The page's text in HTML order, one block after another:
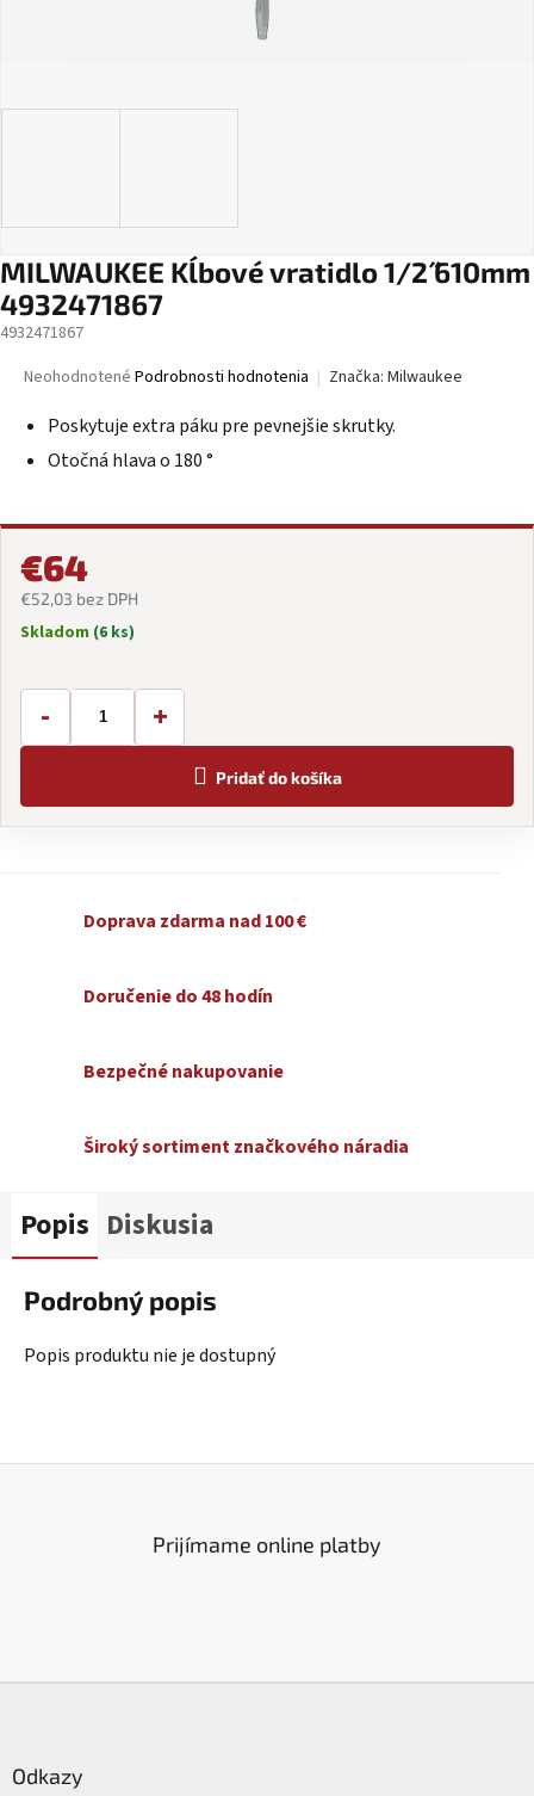
MILWAUKEE Kĺbové vratidlo 1/2˝ 610mm
4932471867
4932471867
Priemerné
produktu
0,0
hviezdičiek.
Neohodnotené Podrobnosti hodnotenia Značka: Milwaukee
Poskytuje extra páku pre pevnejšie skrutky.
Otočná hlava o 180 °
€64
€52,03 bez DPH
Jednotková
Skladom (6 ks)
- +
Pridať do košíka
Doprava zdarma nad 100 €
Doručenie do 48 hodín
Bezpečné nakupovanie
Široký sortiment značkového náradia
Popis Diskusia
Podrobný popis
Popis produktu nie je dostupný
Prijímame online platby
Odkazy